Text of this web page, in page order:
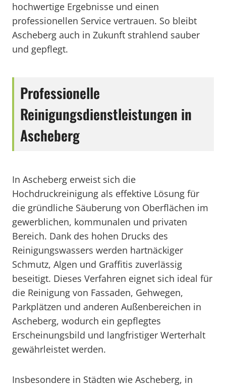
hochwertige Ergebnisse und einen
professionellen Service vertrauen. So bleibt
Ascheberg auch in Zukunft strahlend sauber
und gepflegt.
Professionelle
Reinigungsdienstleistungen in
Ascheberg
In Ascheberg erweist sich die
Hochdruckreinigung als effektive Lösung für
die gründliche Säuberung von Oberflächen im
gewerblichen, kommunalen und privaten
Bereich. Dank des hohen Drucks des
Reinigungswassers werden hartnäckiger
Schmutz, Algen und Graffitis zuverlässig
beseitigt. Dieses Verfahren eignet sich ideal für
die Reinigung von Fassaden, Gehwegen,
Parkplätzen und anderen Außenbereichen in
Ascheberg, wodurch ein gepflegtes
Erscheinungsbild und langfristiger Werterhalt
gewährleistet werden.
Insbesondere in Städten wie Ascheberg, in